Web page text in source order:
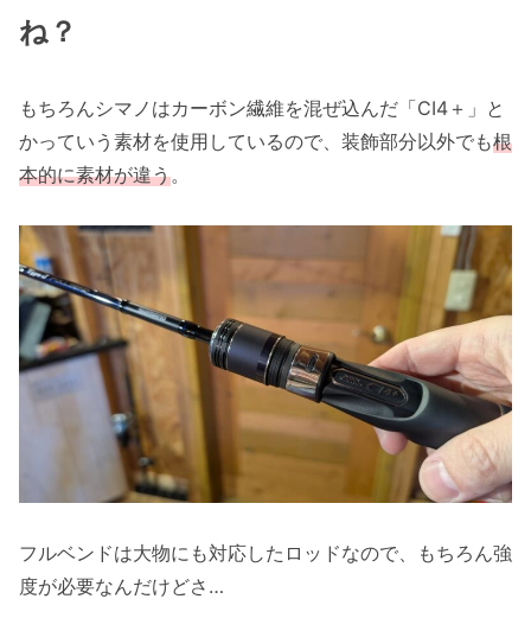
ね？
もちろんシマノはカーボン繊維を混ぜ込んだ「CI4＋」と
かっていう素材を使用しているので、装飾部分以外でも根
本的に素材が違う。
フルベンドは大物にも対応したロッドなので、もちろん強
度が必要なんだけどさ…